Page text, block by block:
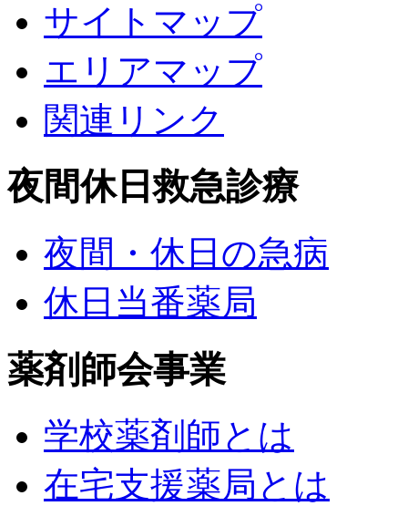
サイトマップ
エリアマップ
関連リンク
夜間休日救急診療
夜間・休日の急病
休日当番薬局
薬剤師会事業
学校薬剤師とは
在宅支援薬局とは